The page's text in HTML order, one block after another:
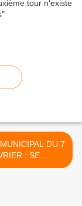
DU 7
: SE
DÉBARRASSER >